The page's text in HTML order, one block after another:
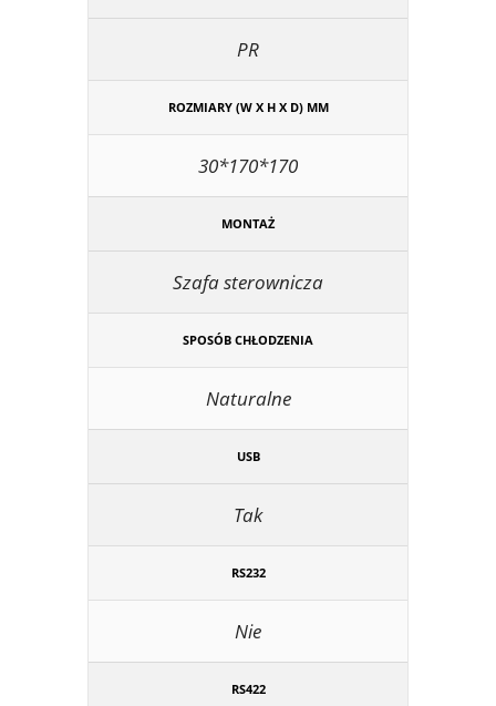
PR
ROZMIARY (W X H X D) MM
30*170*170
MONTAŻ
Szafa sterownicza
SPOSÓB CHŁODZENIA
Naturalne
USB
Tak
RS232
Nie
RS422